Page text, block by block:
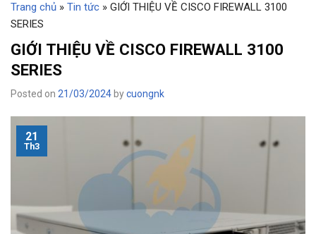
Trang chủ » Tin tức » GIỚI THIỆU VỀ CISCO FIREWALL 3100
SERIES
GIỚI THIỆU VỀ CISCO FIREWALL 3100
SERIES
Posted on 21/03/2024 bycuongnk
21
Th3